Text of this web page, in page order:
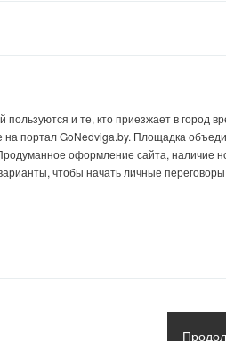
и те, кто приезжает в город
портал GoNedviga.by. Площадка
оформление сайта, наличие
чтобы начать личные